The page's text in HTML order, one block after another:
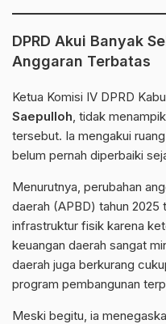
DPRD Akui Banyak
Anggaran Terbatas
Ketua Komisi IV DPRD
Saepulloh, tidak
tersebut. Ia mengakui
belum pernah diperbaiki
Menurutnya, perubahan
daerah (APBD) tahun
infrastruktur fisik karena
keuangan daerah sangat
daerah juga berkurang
program pembangunan
Meski begitu, ia